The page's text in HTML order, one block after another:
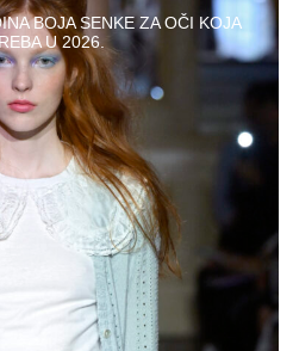
BOJA SENKE ZA OČI KOJA
U 2026.